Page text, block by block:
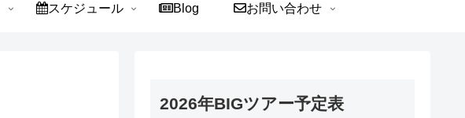
スケジュール Blog お問い合わせ
2026年BIGツアー予定表